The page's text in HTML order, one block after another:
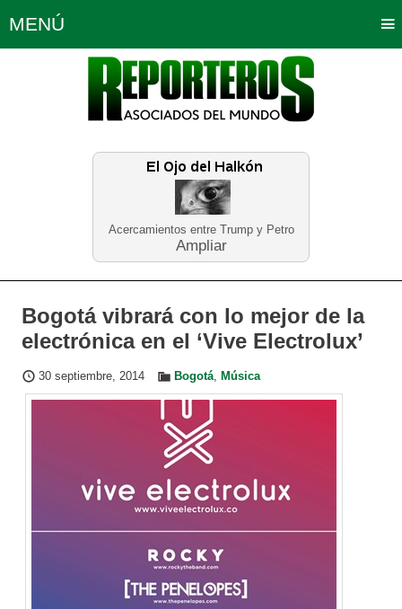
Acercamientos entre Trump y Petro
Ampliar
MENÚ
Política Opinión Bogotá
Planeta Tierra Deportes
Educación Neira
Bogotá vibrará con lo mejor de la
electrónica en el ‘Vive Electrolux’
30 septiembre, 2014 Bogotá, Música